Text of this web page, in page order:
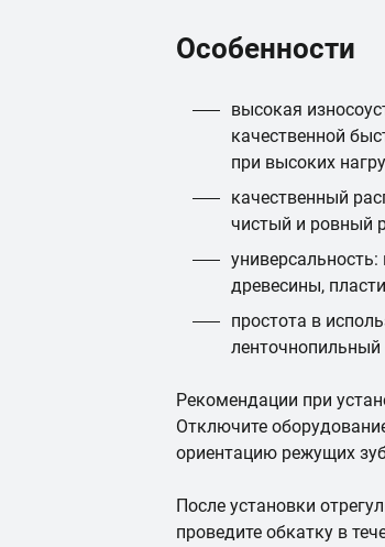
Особенности
высокая
качественной
при высоких
качественный
чистый и ровный
древесины,
простота в
ленточнопильный
Рекомендации при
Отключите
ориентацию режущих
После установки
проведите обкатку в